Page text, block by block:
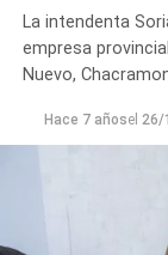
La intendenta
empresa
Nuevo,
Hace 7 añosel 26/